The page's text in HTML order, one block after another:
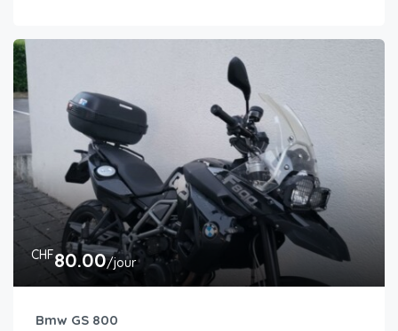
CHF80.00/jour
Bmw GS 800